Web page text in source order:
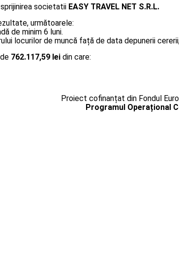
societatii EASY TRAVEL NET S.R.L.
următoarele:
de minim 6 luni.
locurilor de muncă față de data depunerii
762.117,59 lei din care:
Proiect cofinanțat din Fondul
Programul Operațional